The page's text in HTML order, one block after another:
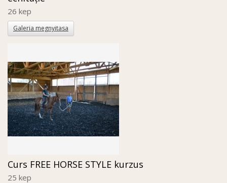
26 kep
Galeria megnyitasa
Curs FREE HORSE STYLE kurzus
25 kep